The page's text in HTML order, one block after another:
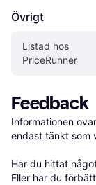
Övrigt
Listad hos
PriceRunner
Feedback
Informationen
endast tänkt som
Har du hittat
Eller har du